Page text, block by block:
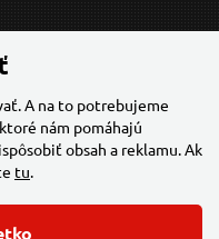
A na to potrebujeme
nám pomáhajú
obsah a reklamu. Ak
tu.